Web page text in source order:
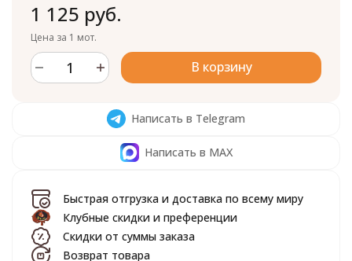
1 125 руб.
Цена за 1 мот.
В корзину
Написать в Telegram
Написать в MAX
Быстрая отгрузка и доставка по всему миру
Клубные скидки и преференции
Скидки от суммы заказа
Возврат товара